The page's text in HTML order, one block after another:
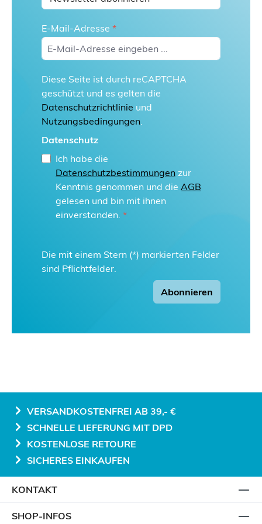
E-Mail-Adresse *
Diese Seite ist durch reCAPTCHA
geschützt und es gelten die
Datenschutzrichtlinie und
Nutzungsbedingungen.
Datenschutz
Ich habe die
Datenschutzbestimmungen zur
Kenntnis genommen und die AGB
gelesen und bin mit ihnen
einverstanden. *
Die mit einem Stern (*) markierten Felder
sind Pflichtfelder.
Abonnieren
VERSANDKOSTENFREI AB 39,- €
SCHNELLE LIEFERUNG MIT DPD
KOSTENLOSE RETOURE
SICHERES EINKAUFEN
KONTAKT
SHOP-INFOS